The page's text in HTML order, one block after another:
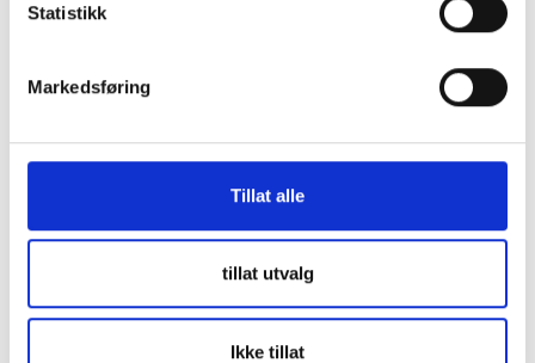
Statistikk
Markedsføring
Tillat alle
tillat utvalg
Ikke tillat
Beskrivning
FLUXON Digital multimeter - Penntyp Vi introducerar Fluxon
underhållsentusiaster och proffs. Med en CAT ||| 600v-
rad elektriska parametrar med oöverträffad noggrannhet. En
av de utmärkande egenskaperna hos detta mångsidiga